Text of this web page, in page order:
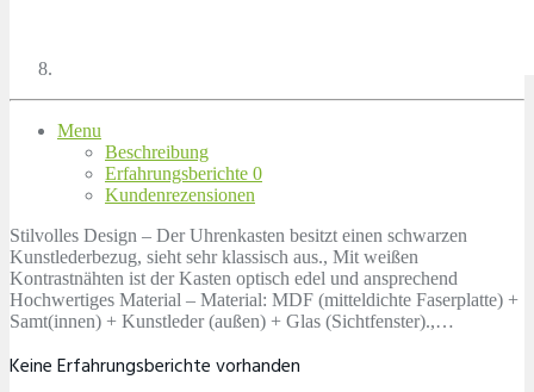
Menu
Beschreibung
Erfahrungsberichte 0
Kundenrezensionen
Stilvolles Design – Der Uhrenkasten besitzt einen schwarzen
Kunstlederbezug, sieht sehr klassisch aus., Mit weißen
Kontrastnähten ist der Kasten optisch edel und ansprechend
Hochwertiges Material – Material: MDF (mitteldichte Faserplatte) +
Samt(innen) + Kunstleder (außen) + Glas (Sichtfenster).,…
Keine Erfahrungsberichte vorhanden